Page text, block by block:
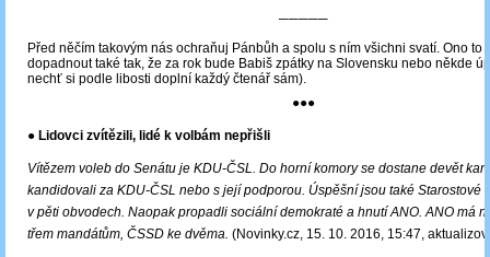
─────
Před něčím takovým nás ochraňuj Pánbůh a spolu s ním všichni svatí. Ono to
dopadnout také tak, že za rok bude Babiš zpátky na Slovensku nebo někde
nechť si podle libosti doplní každý čtenář sám).
●●●
● Lidovci zvítězili, lidé k volbám nepřišli
Vítězem voleb do Senátu je KDU-ČSL. Do horní komory se dostane devět
kandidovali za KDU-ČSL nebo s její podporou. Úspěšní jsou také Starostové
v pěti obvodech. Naopak propadli sociální demokraté a hnutí ANO. ANO má
třem mandátům, ČSSD ke dvěma. (Novinky.cz, 15. 10. 2016, 15:47,